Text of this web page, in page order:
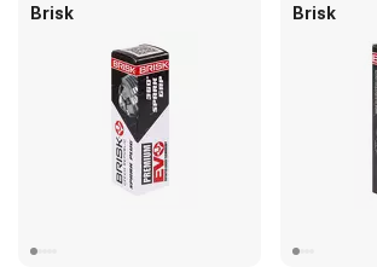
Brisk Brisk